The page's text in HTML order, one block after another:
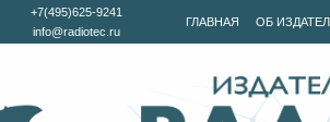
ГЛАВНАЯ ОБ
+7(495)625-9241
info@radiotec.ru